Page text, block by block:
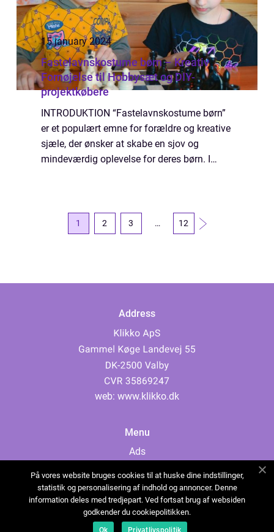
15 january 2024
Fastelavnskostume børn – Kreativ
Fornøjelse til Hobbysæt og DIY-
projektkøbere
INTRODUKTION “Fastelavnskostume børn”
er et populært emne for forældre og kreative
sjæle, der ønsker at skabe en sjov og
mindeværdig oplevelse for deres børn. I
1 2 3 … 12
Address
web: www.klikko.dk
Menu
Ads
Cookies
Contact
Sitemap
På vores website bruges cookies til at huske dine indstillinger,
statistik og personalisering af indhold og annoncer. Denne
information deles med tredjepart. Ved fortsat brug af websiden
godkender du cookiepolitikken.
Ok Privatlivspolitik